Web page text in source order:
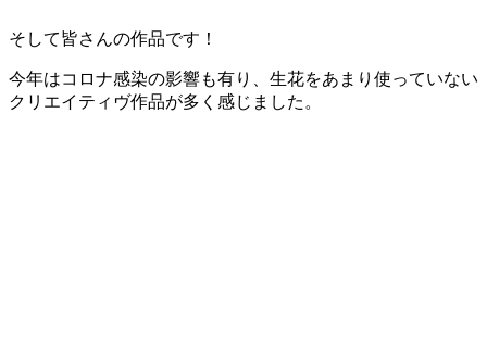
そして皆さんの作品です！
今年はコロナ感染の影響も有り、生花をあまり使っていない
クリエイティヴ作品が多く感じました。